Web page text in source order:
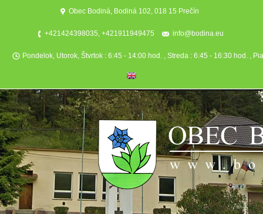
Obec Bodiná, Bodiná 102, 018 15 Prečín
+421424398035, +421911949475 info@bodina.eu
Pondelok, Utorok, Štvrtok : 6:45 - 14:00 hod. , Streda : 6:45 - 16:30 hod. ,